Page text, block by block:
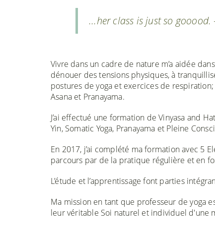
...her class is just so
Vivre dans un cadre de nature m’a aidée
dénouer des tensions physiques, à
postures de yoga et exercices de
Asana et Pranayama.
J’ai effectué une formation de Vinyasa and
Yin, Somatic Yoga, Pranayama et Pleine
En 2017, j’ai complété ma formation avec 5
parcours par de la pratique régulière et en
L’étude et l’apprentissage font parties
Ma mission en tant que professeur de yoga
leur véritable Soi naturel et individuel d'une